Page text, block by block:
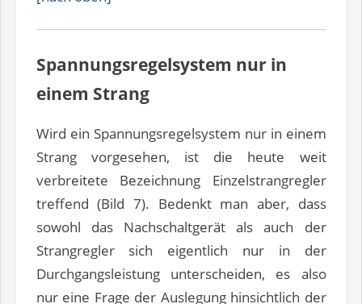
Spannungsregelsystem nur in
einem Strang
Wird ein Spannungsregelsystem nur in einem
Strang vorgesehen, ist die heute weit
verbreitete Bezeichnung Einzelstrangregler
treffend (Bild 7). Bedenkt man aber, dass
sowohl das Nachschaltgerät als auch der
Strangregler sich eigentlich nur in der
Durchgangsleistung unterscheiden, es also
nur eine Frage der Auslegung hinsichtlich der